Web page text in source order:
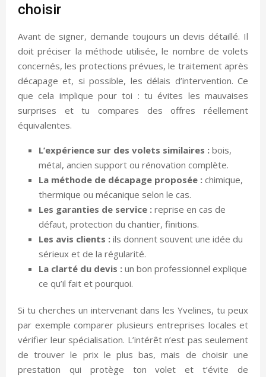
choisir
Avant de signer, demande toujours un devis détaillé. Il
doit préciser la méthode utilisée, le nombre de volets
concernés, les protections prévues, le traitement après
décapage et, si possible, les délais d’intervention. Ce
que cela implique pour toi : tu évites les mauvaises
surprises et tu compares des offres réellement
équivalentes.
L’expérience sur des volets similaires : bois,
métal, ancien support ou rénovation complète.
La méthode de décapage proposée : chimique,
thermique ou mécanique selon le cas.
Les garanties de service : reprise en cas de
défaut, protection du chantier, finitions.
Les avis clients : ils donnent souvent une idée du
sérieux et de la régularité.
La clarté du devis : un bon professionnel explique
ce qu’il fait et pourquoi.
Si tu cherches un intervenant dans les Yvelines, tu peux
par exemple comparer plusieurs entreprises locales et
vérifier leur spécialisation. L’intérêt n’est pas seulement
de trouver le prix le plus bas, mais de choisir une
prestation qui protège ton volet et t’évite de